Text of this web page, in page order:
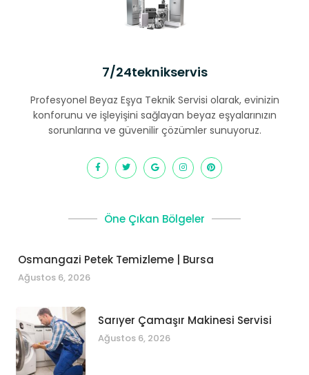
7/24teknikservis
Profesyonel Beyaz Eşya Teknik Servisi olarak, evinizin
konforunu ve işleyişini sağlayan beyaz eşyalarınızın
sorunlarına ve güvenilir çözümler sunuyoruz.
Öne Çıkan Bölgeler
Osmangazi Petek Temizleme | Bursa
Ağustos 6, 2026
Sarıyer Çamaşır Makinesi Servisi
Ağustos 6, 2026